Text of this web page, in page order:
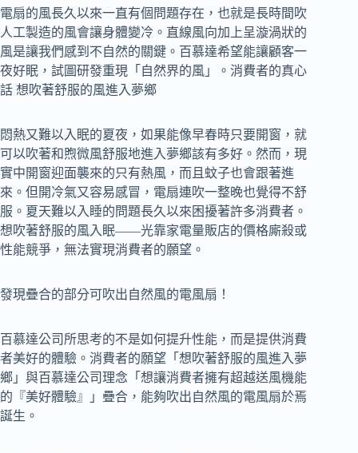
電扇的風長久以來一直有個問題存在，也就是長時間吹
人工製造的風會讓身體變冷。直線風向加上呈漩渦狀的
風是讓我們感到不自然的關鍵。百慕達希望能讓顧客一
夜好眠，試圖研發重現「自然界的風」。消費者的真心
話 想吹著舒服的風進入夢鄉
悶熱又難以入眠的夏夜，如果能像早春時只要開窗，就
可以吹著和煦微風舒服地進入夢鄉該有多好。然而，現
實中開窗迎面襲來的只有熱風，而且蚊子也會跟著進
來。但開冷氣又容易感冒，電扇連吹一整晚也覺得不舒
服。夏天難以入睡的問題長久以來困擾著許多消費者。
想吹著舒服的風入眠――光靠家電量販店的價格廝殺或
性能競爭，無法實現消費者的願望。
發現疊合的部分可吹出自然風的電風扇！
百慕達公司所思考的不是如何提升性能，而是提供消費
者美好的體驗。消費者的願望「想吹著舒服的風進入夢
鄉」與百慕達公司理念「想讓消費者擁有超越送風機能
的『美好體驗』」疊合，能夠吹出自然風的電風扇於焉
誕生。